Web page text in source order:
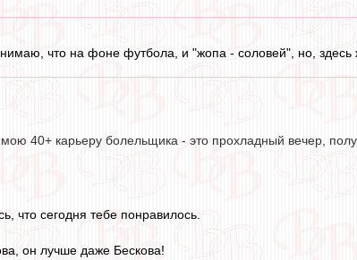
что на фоне футбола, и "жопа - соловей", но, здесь
40+ карьеру болельщика - это прохладный вечер,
что сегодня тебе понравилось.
он лучше даже Бескова!